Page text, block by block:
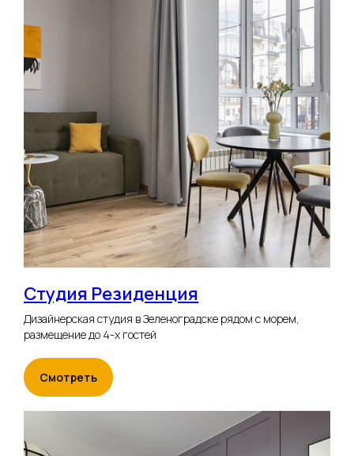
Студия Резиденция
Дизайнерская студия в Зеленоградске рядом с морем,
размещение до 4-х гостей
Смотреть